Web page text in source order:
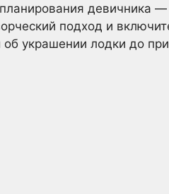
девичника —
подход и
украшении лодки до